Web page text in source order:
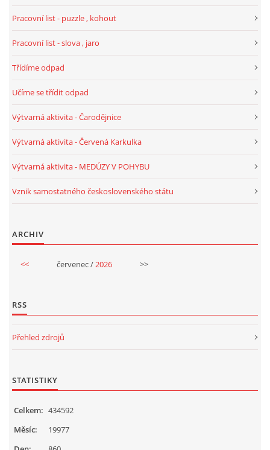
SVATÝ MARTIN
SVATÁ BARBORA 4.12.
MASOPUST
SVĚTOVÝ DEN VODY 22. BŘEZEN
RECENZE NA KNIHY
MIKULÁŠSKÁ NADÍLKA
Pracovní list - puzzle , kohout
Pracovní list - slova , jaro
Třídíme odpad
Učíme se třídit odpad
Výtvarná aktivita - Čarodějnice
Výtvarná aktivita - Červená Karkulka
Výtvarná aktivita - MEDÚZY V POHYBU
Vznik samostatného československého státu
ARCHIV
<< červenec /2026 >>
RSS
Přehled zdrojů
STATISTIKY
Celkem: 434592
Měsíc:
19977